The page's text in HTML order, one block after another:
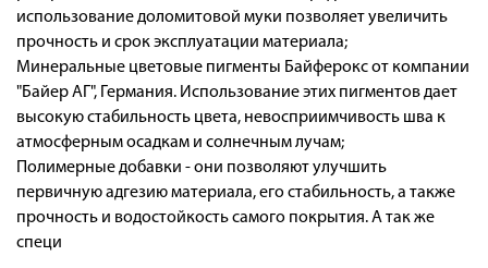
использование доломитовой муки позволяет увеличить
прочность и срок эксплуатации материала;
Минеральные цветовые пигменты Байферокс от компании
"Байер АГ", Германия. Использование этих пигментов дает
высокую стабильность цвета, невосприимчивость шва к
атмосферным осадкам и солнечным лучам;
Полимерные добавки - они позволяют улучшить
первичную адгезию материала, его стабильность, а также
прочность и водостойкость самого покрытия. А так же
специ